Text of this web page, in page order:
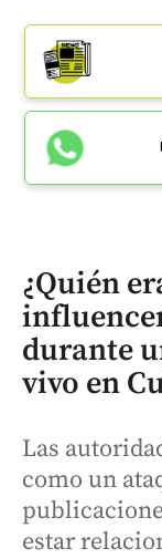
¿Quién
durante
vivo en
Las
como un
estar